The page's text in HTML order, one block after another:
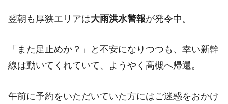
翌朝も厚狭エリアは大雨洪水警報が発令中。
「また足止めか？」と不安になりつつも、幸い新幹
線は動いてくれていて、ようやく高槻へ帰還。
午前に予約をいただいていた方にはご迷惑をおかけ